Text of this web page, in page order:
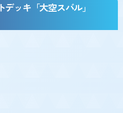
デッキ「大空スバル」